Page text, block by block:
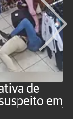
de
em